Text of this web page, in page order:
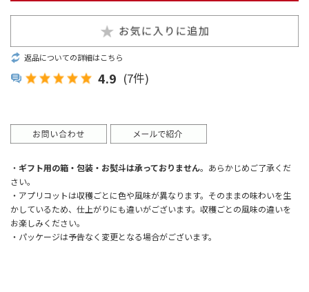
返品についての詳細はこちら
4.9 (7件)
・ ギフト用の箱・包装・お熨斗は承っておりません。あらかじめご了承くだ
さい。
・アプリコットは収穫ごとに色や風味が異なります。そのままの味わいを生
かしているため、仕上がりにも違いがございます。収穫ごとの風味の違いを
お楽しみください。
・パッケージは予告なく変更となる場合がございます。